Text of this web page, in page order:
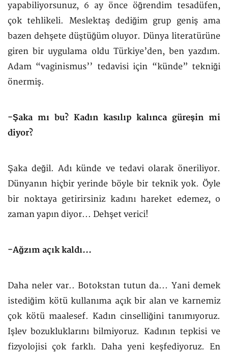
yapabiliyorsunuz, 6 ay önce öğrendim tesadüfen,
çok tehlikeli. Meslektaş dediğim grup geniş ama
bazen dehşete düştüğüm oluyor. Dünya literatürüne
giren bir uygulama oldu Türkiye’den, ben yazdım.
Adam “vaginismus’’ tedavisi için “künde” tekniği
önermiş.
-Şaka mı bu? Kadın kasılıp kalınca güreşin mi
diyor?
Şaka değil. Adı künde ve tedavi olarak öneriliyor.
Dünyanın hiçbir yerinde böyle bir teknik yok. Öyle
bir noktaya getirirsiniz kadını hareket edemez, o
zaman yapın diyor... Dehşet verici!
-Ağzım açık kaldı...
Daha neler var.. Botokstan tutun da... Yani demek
istediğim kötü kullanıma açık bir alan ve karnemiz
çok kötü maalesef. Kadın cinselliğini tanımıyoruz.
Işlev bozukluklarını bilmiyoruz. Kadının tepkisi ve
fizyolojisi çok farklı. Daha yeni keşfediyoruz. En